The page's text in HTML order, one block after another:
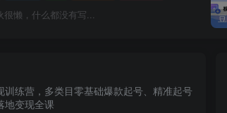
很懒，什么都没有写...
训练营，多类目零基础爆款起号、精准起号
地变现全课